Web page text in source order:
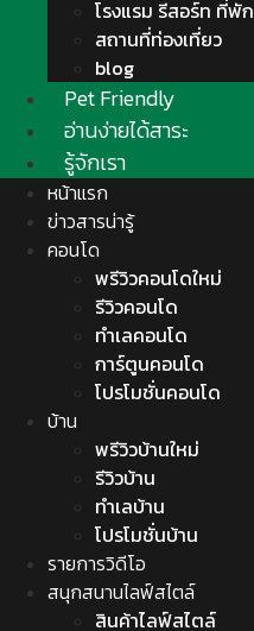
โรงแรม รีสอร์ท ที่พัก
สถานที่ท่องเที่ยว
blog
Pet Friendly
อ่านง่ายได้สาระ
รู้จักเรา
หน้าแรก
ข่าวสารน่ารู้
คอนโด
พรีวิวคอนโดใหม่
รีวิวคอนโด
ทำเลคอนโด
การ์ตูนคอนโด
โปรโมชั่นคอนโด
บ้าน
พรีวิวบ้านใหม่
รีวิวบ้าน
ทำเลบ้าน
โปรโมชั่นบ้าน
รายการวิดีโอ
สนุกสนานไลฟ์สไตล์
สินค้าไลฟ์สไตล์